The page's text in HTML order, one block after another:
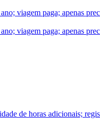
viagem paga; apenas
viagem paga; apenas
de horas adicionais;